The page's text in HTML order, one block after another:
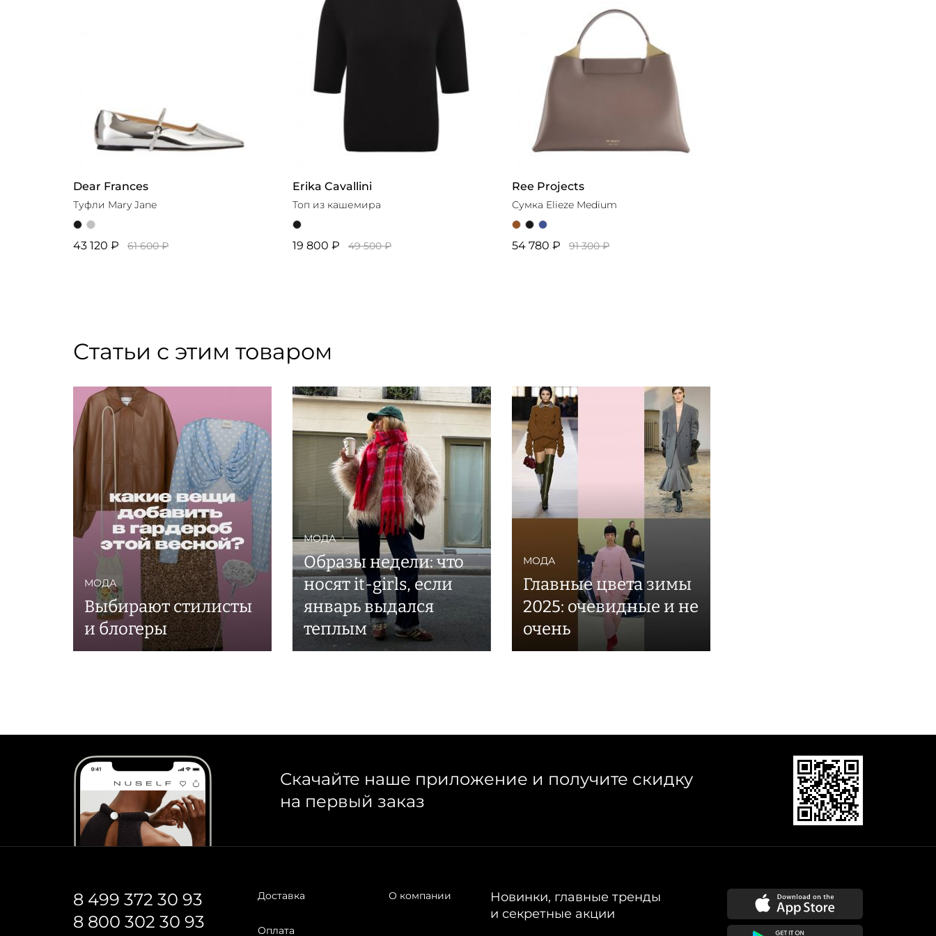
Dear Frances
Туфли Mary Jane
43 120 ₽ 61 600 ₽
Erika Cavallini
Топ из кашемира
19 800 ₽ 49 500 ₽
Ree Projects
Сумка Elieze Medium
54 780 ₽ 91 300 ₽
Статьи с этим товаром
МОДА
Выбирают стилисты
и блогеры
МОДА
Образы недели: что
носят it-girls, если
январь выдался
теплым
МОДА
Главные цвета зимы
2025: очевидные и не
очень
Скачайте наше приложение и получите скидку
на первый заказ
8 499 372 30 93
8 800 302 30 93
Доставка
Оплата
О компании
Новинки, главные тренды
и секретные акции